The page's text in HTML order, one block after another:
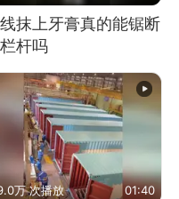
抹上牙膏真的能锯断
杆吗
万 次播放 01:40